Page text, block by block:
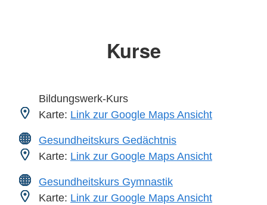
Kurse
Bildungswerk-Kurs
Karte: Link zur Google Maps Ansicht
Gesundheitskurs Gedächtnis
Karte: Link zur Google Maps Ansicht
Gesundheitskurs Gymnastik
Karte: Link zur Google Maps Ansicht